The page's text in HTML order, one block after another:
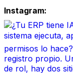
Instagram: